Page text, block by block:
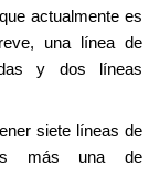
actualmente es
una línea de
y dos líneas
siete líneas de
más una de